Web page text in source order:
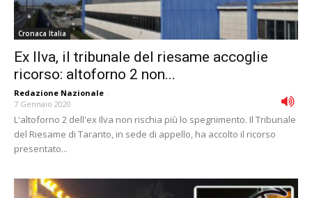
Cronaca Italia
Ex Ilva, il tribunale del riesame accoglie
ricorso: altoforno 2 non...
Redazione Nazionale -
7 Gennaio 2020
L'altoforno 2 dell'ex Ilva non rischia più lo spegnimento. Il Tribunale
del Riesame di Taranto, in sede di appello, ha accolto il ricorso
presentato...